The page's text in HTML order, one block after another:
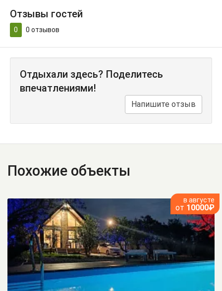
Отзывы гостей
0 0 отзывов
Отдыхали здесь? Поделитесь
впечатлениями!
Напишите отзыв
Похожие объекты
в августе
от 10000₽